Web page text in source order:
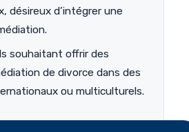
désireux d’intégrer une
souhaitant offrir des
de divorce dans des
ou multiculturels.